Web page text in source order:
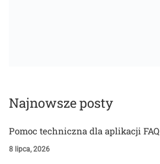
Najnowsze posty
Pomoc techniczna dla aplikacji FAQ
8 lipca, 2026